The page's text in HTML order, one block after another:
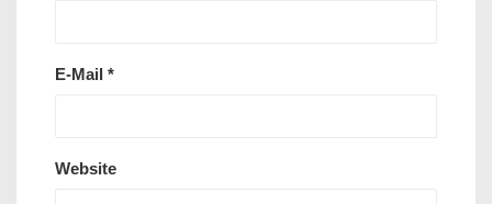
E-Mail *
Website